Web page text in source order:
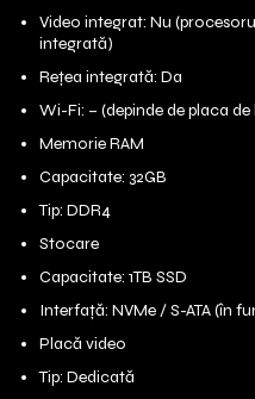
Video integrat: Nu
integrată)
Rețea integrată: Da
Wi-Fi: – (depinde de placa
Memorie RAM
Capacitate: 32GB
Tip: DDR4
Stocare
Capacitate: 1TB SSD
Interfață: NVMe / S-ATA (în
Placă video
Tip: Dedicată